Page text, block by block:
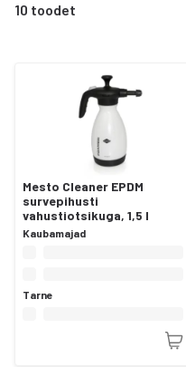
10 toodet
Mesto Cleaner EPDM
survepihusti
vahustiotsikuga, 1,5 l
Kaubamajad
Tarne